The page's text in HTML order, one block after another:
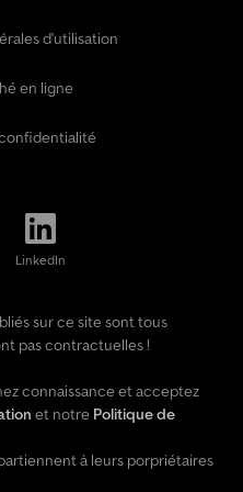
de courant dans l’espace de
d'utilisation
en ligne
LinkedIn
sur ce site sont tous
pas contractuelles !
connaissance et acceptez
et notre Politique de
à leurs porpriétaires